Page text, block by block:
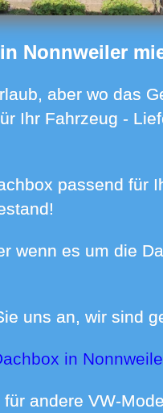
in Nonnweiler
Ihr Fahrzeug -
uns an, wir sind
in
für andere VW-